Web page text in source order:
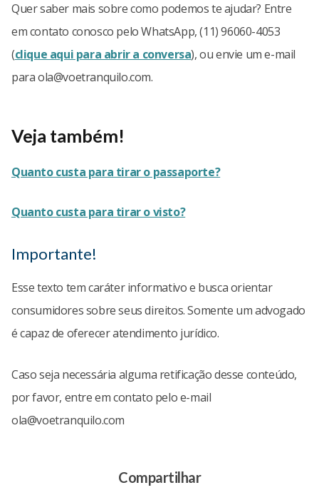
Quer saber mais sobre como podemos te ajudar? Entre
em contato conosco pelo WhatsApp, (11) 96060-4053
(clique aqui para abrir a conversa), ou envie um e-mail
paraola@voetranquilo.com.
Veja também!
Quanto custa para tirar o passaporte?
Quanto custa para tirar o visto?
Importante!
Esse texto tem caráter informativo e busca orientar
consumidores sobre seus direitos. Somente um advogado
é capaz de oferecer atendimento jurídico.
Caso seja necessária alguma retificação desse conteúdo,
por favor, entre em contato pelo e-mail
ola@voetranquilo.com
Compartilhar